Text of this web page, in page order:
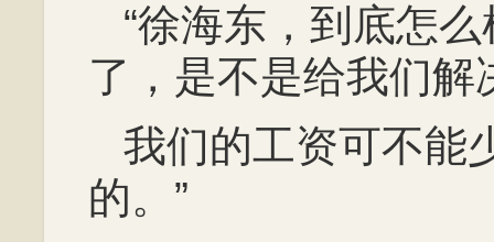
“徐海东，到底怎
了，是不是给我们解
我们的工资可不能
的。”